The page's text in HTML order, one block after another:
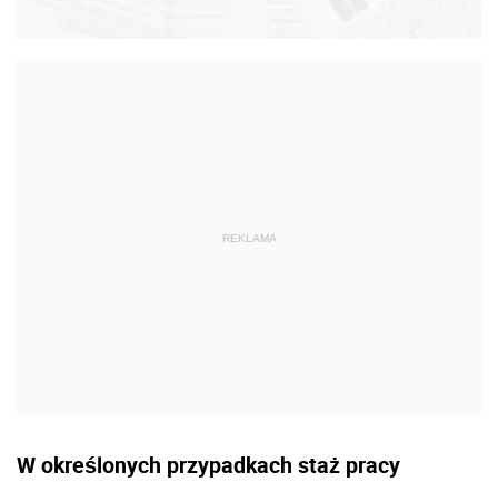
W określonych przypadkach staż pracy